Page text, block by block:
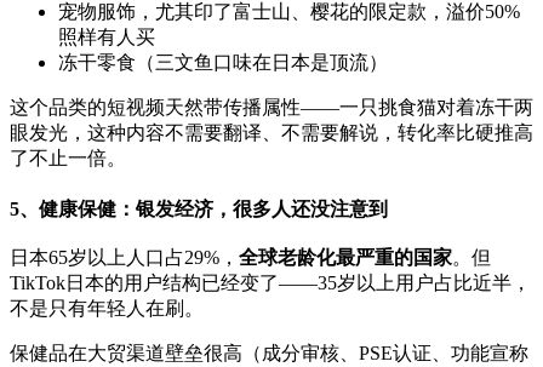
宠物服饰，尤其印了富士山、樱花的限定款，溢价50%
照样有人买
冻干零食（三文鱼口味在日本是顶流）
这个品类的短视频天然带传播属性——一只挑食猫对着冻干两
眼发光，这种内容不需要翻译、不需要解说，转化率比硬推高
了不止一倍。
5、健康保健：银发经济，很多人还没注意到
日本65岁以上人口占29%， 全球老龄化最严重的国家。但
TikTok日本的用户结构已经变了——35岁以上用户占比近半，
不是只有年轻人在刷。
保健品在大贸渠道壁垒很高（成分审核、PSE认证、功能宣称